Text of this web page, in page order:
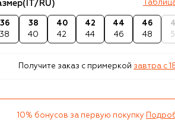
(IT/RU)
36
38
38
40
40
42
42
44
44
46
46
48
Получите заказ с примеркой завтра c
10% бонусов за первую покупку